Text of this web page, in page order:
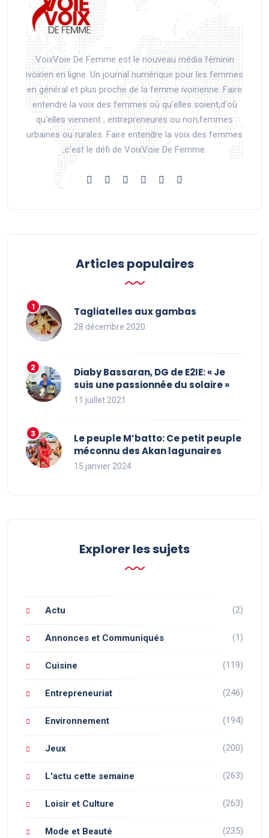
VoixVoie De Femme est le nouveau média féminin
ivoirien en ligne. Un journal numérique pour les femmes
en général et plus proche de la femme ivoirienne. Faire
entendre la voix des femmes où qu'elles soient,d'où
qu'elles viennent , entrepreneures ou non,femmes
urbaines ou rurales. Faire entendre la voix des femmes
,c'est le défi de VoixVoie De Femme.
Articles populaires
Tagliatelles aux gambas
28 décembre 2020
Diaby Bassaran, DG de E2IE: « Je
suis une passionnée du solaire »
11 juillet 2021
Le peuple M’batto: Ce petit peuple
méconnu des Akan lagunaires
15 janvier 2024
Explorer les sujets
Actu (2)
Annonces et Communiqués (1)
Cuisine (119)
Entrepreneuriat (246)
Environnement (194)
Jeux (200)
L'actu cette semaine (263)
Loisir et Culture (263)
Mode et Beauté (235)